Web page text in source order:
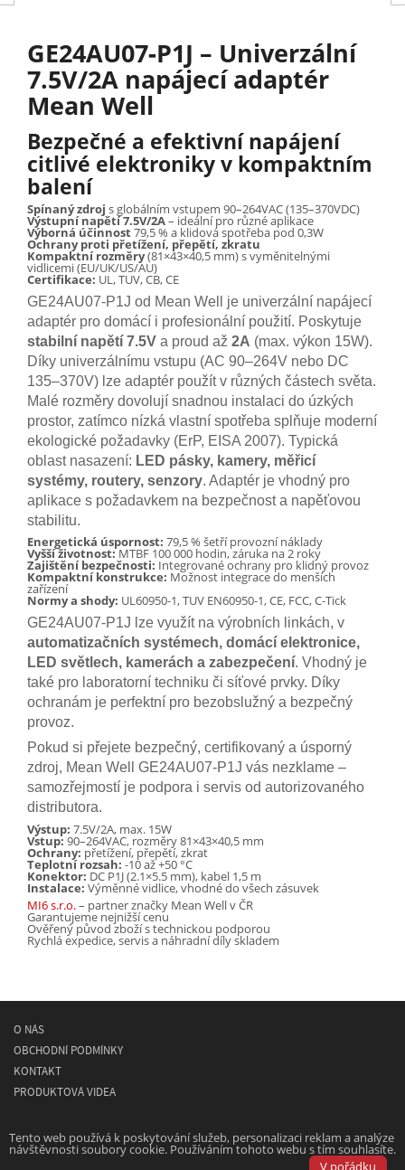
GE24AU07‑P1J – Univerzální
7.5V/2A napájecí adaptér
Mean Well
Bezpečné a efektivní napájení
citlivé elektroniky v kompaktním
balení
Spínaný zdroj s globálním vstupem 90–264VAC (135–370VDC)
Výstupní napětí 7.5V/2A– ideální pro různé aplikace
Výborná účinnost79,5 % a klidová spotřeba pod 0,3W
Ochrany proti přetížení, přepětí, zkratu
Kompaktní rozměry(81×43×40,5 mm) s vyměnitelnými
vidlicemi (EU/UK/US/AU)
Certifikace: UL, TUV, CB, CE
GE24AU07‑P1J od Mean Well je univerzální napájecí
adaptér pro domácí i profesionální použití. Poskytuje
stabilní napětí 7.5V a proud až 2A (max. výkon 15W).
Díky univerzálnímu vstupu (AC 90–264V nebo DC
135–370V) lze adaptér použít v různých částech světa.
Malé rozměry dovolují snadnou instalaci do úzkých
prostor, zatímco nízká vlastní spotřeba splňuje moderní
ekologické požadavky (ErP, EISA 2007). Typická
oblast nasazení: LED pásky, kamery, měřicí
systémy, routery, senzory. Adaptér je vhodný pro
aplikace s požadavkem na bezpečnost a napěťovou
stabilitu.
Energetická úspornost: 79,5 % šetří provozní náklady
Vyšší životnost:MTBF 100 000 hodin, záruka na 2 roky
Zajištění bezpečnosti: Integrované ochrany pro klidný provoz
Kompaktní konstrukce: Možnost integrace do menších
zařízení
Normy a shody: UL60950‑1, TUV EN60950‑1, CE, FCC, C‑Tick
GE24AU07‑P1J lze využít na výrobních linkách, v
automatizačních systémech, domácí elektronice,
LED světlech, kamerách a zabezpečení. Vhodný je
také pro laboratorní techniku či síťové prvky. Díky
ochranám je perfektní pro bezobslužný a bezpečný
provoz.
Pokud si přejete bezpečný, certifikovaný a úsporný
zdroj, Mean Well GE24AU07‑P1J vás nezklame –
samozřejmostí je podpora i servis od autorizovaného
distributora.
Výstup: 7.5V/2A, max. 15W
Vstup: 90–264VAC, rozměry 81×43×40,5 mm
Ochrany: přetížení, přepětí, zkrat
Teplotní rozsah: ‑10 až +50 °C
Konektor: DC P1J (2.1×5.5 mm), kabel 1,5 m
Instalace: Výměnné vidlice, vhodné do všech zásuvek
MI6 s.r.o.– partner značky Mean Well v ČR
Garantujeme nejnižší cenu
Ověřený původ zboží s technickou podporou
Rychlá expedice, servis a náhradní díly skladem
O NÁS
OBCHODNÍ PODMÍNKY
KONTAKT
PRODUKTOVÁ VIDEA
Powered by
Designed by
Tento web používá k poskytování služeb, personalizaci reklam a analýze
návštěvnosti soubory cookie. Používáním tohoto webu s tím souhlasíte.
V pořádku